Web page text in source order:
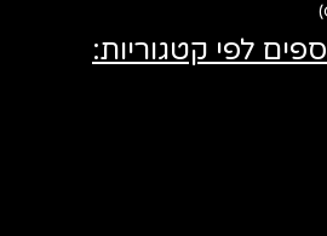
לפי קטגוריות: